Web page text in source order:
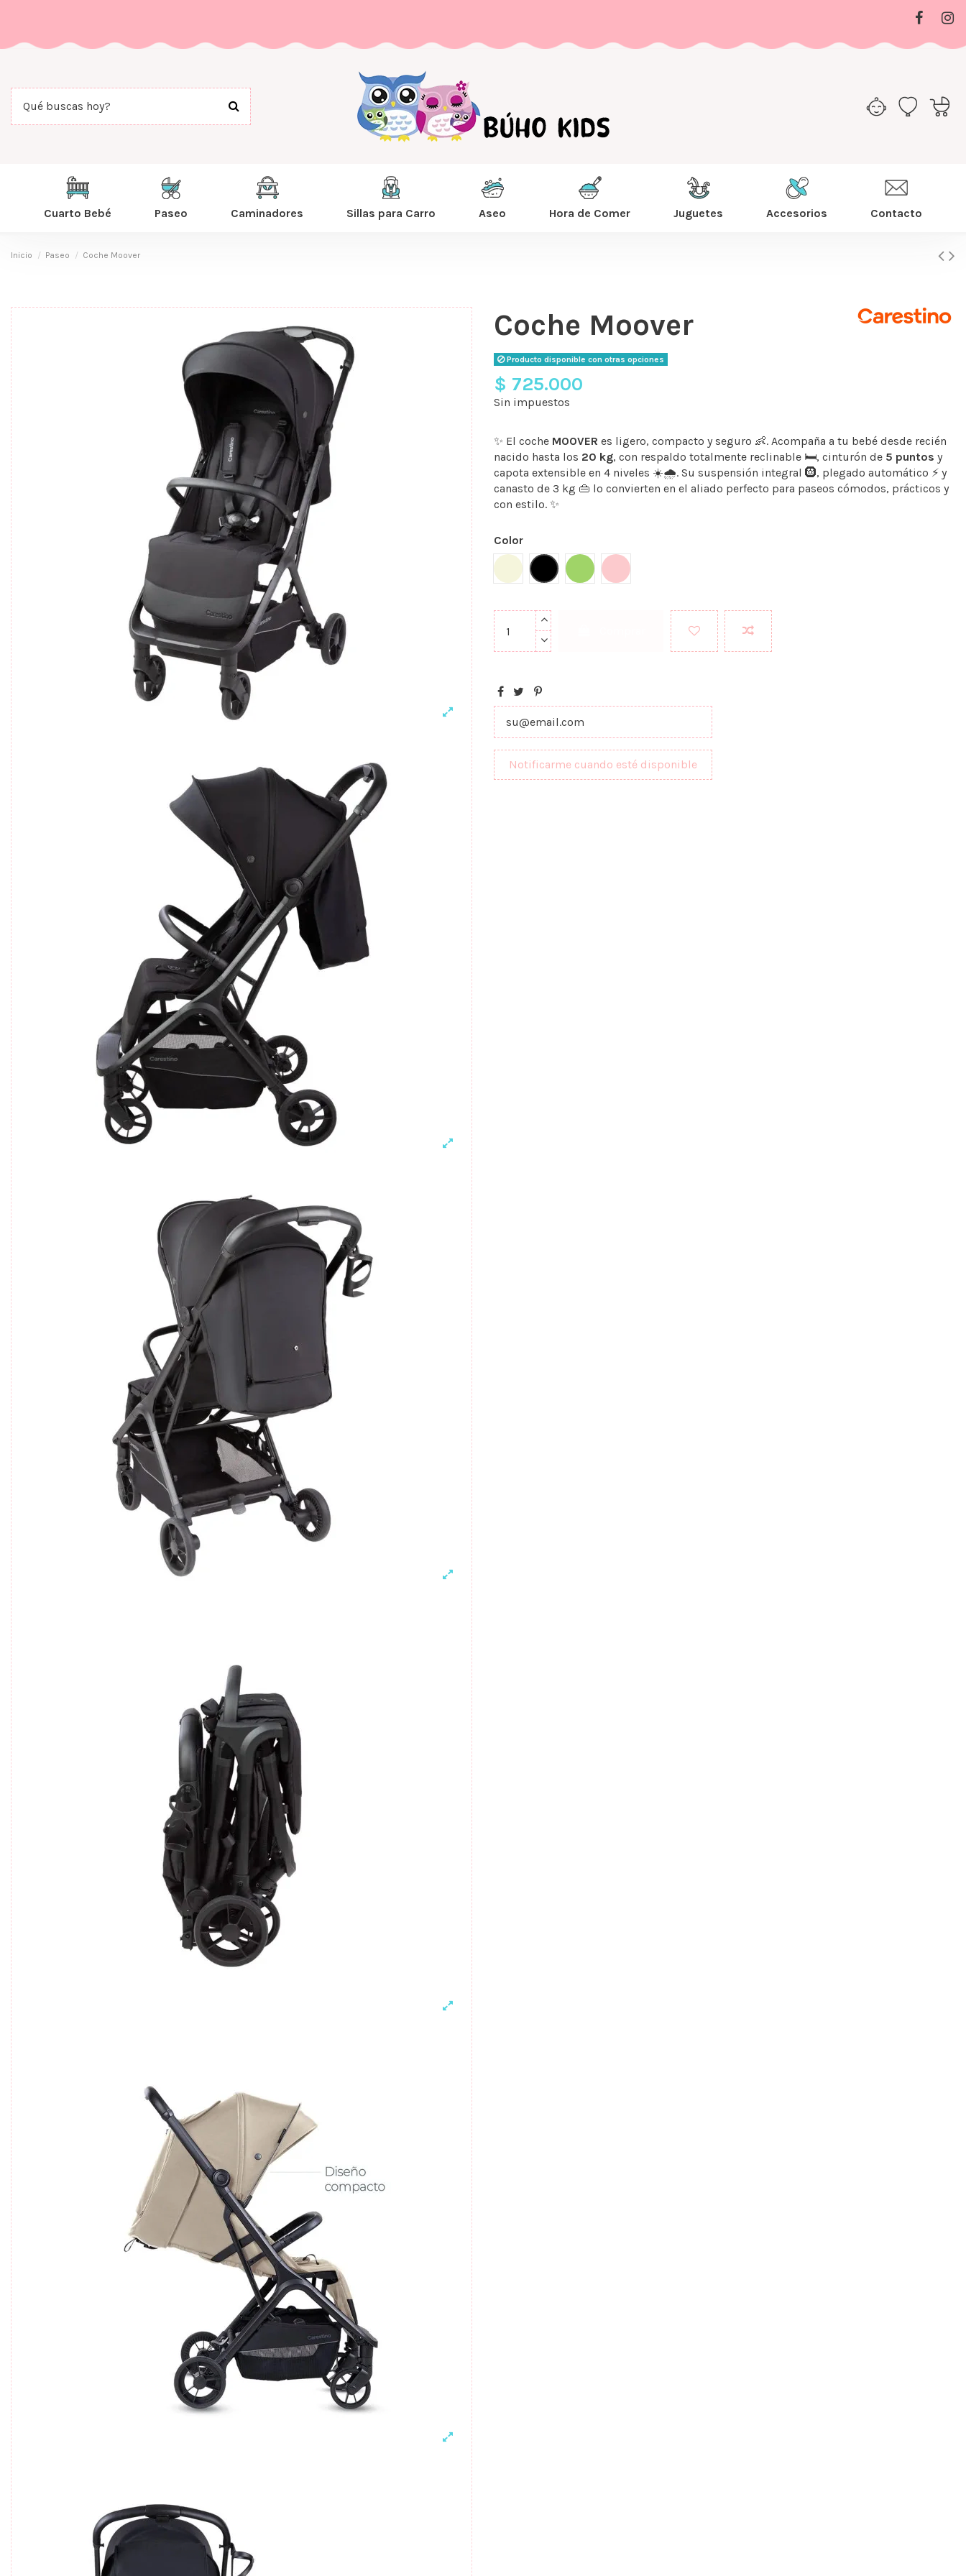
Cuarto Bebé Paseo Caminadores Sillas para Carro Aseo Hora de Comer Juguetes Accesorios Contacto
Inicio Paseo Coche Moover
Coche Moover
Producto disponible con otras opciones
$ 725.000
Sin impuestos
✨ El coche MOOVER es ligero, compacto y seguro 👶. Acompaña a tu bebé desde recién
nacido hasta los 20 kg, con respaldo totalmente reclinable 🛏️, cinturón de 5 puntos y
capota extensible en 4 niveles ☀️🌧️. Su suspensión integral 🛞, plegado automático ⚡ y
canasto de 3 kg 👜 lo convierten en el aliado perfecto para paseos cómodos, prácticos y
con estilo. ✨
Color
Beige
Negro Verde Rosa